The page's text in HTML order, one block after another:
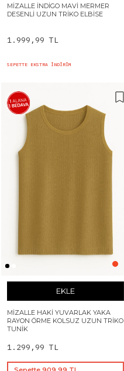
MIZALLE İNDIGO MAVI MERMER
DESENLI UZUN TRIKO ELBISE
1.999,99 TL
SEPETTE EKSTRA İNDİRİM
EKLE
MIZALLE HAKI YUVARLAK YAKA
RAYON ÖRME KOLSUZ UZUN TRIKO
TUNIK
1.299,99 TL